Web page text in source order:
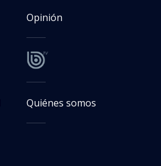
Opinión
Quiénes somos